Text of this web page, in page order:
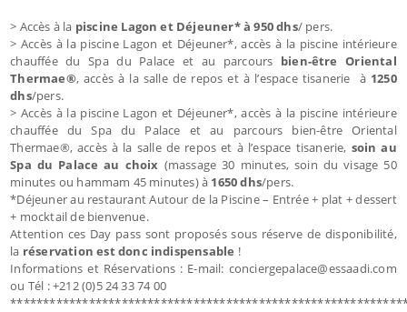
> Accès à la piscine Lagon et Déjeuner* à 950 dhs/ pers.
> Accès à la piscine Lagon et Déjeuner*, accès à la piscine intérieure
chauffée du Spa du Palace et au parcours bien-être Oriental
Thermae®, accès à la salle de repos et à l’espace tisanerie à 1250
dhs/pers.
> Accès à la piscine Lagon et Déjeuner*, accès à la piscine intérieure
chauffée du Spa du Palace et au parcours bien-être Oriental
Thermae®, accès à la salle de repos et à l’espace tisanerie, soin au
Spa du Palace au choix (massage 30 minutes, soin du visage 50
minutes ou hammam 45 minutes) à 1650 dhs/pers.
*Déjeuner au restaurant Autour de la Piscine – Entrée + plat + dessert
+ mocktail de bienvenue.
Attention ces Day pass sont proposés sous réserve de disponibilité,
la réservation est donc indispensable !
Informations et Réservations : E-mail: conciergepalace@essaadi.com
ou Tél : +212 (0)5 24 33 74 00